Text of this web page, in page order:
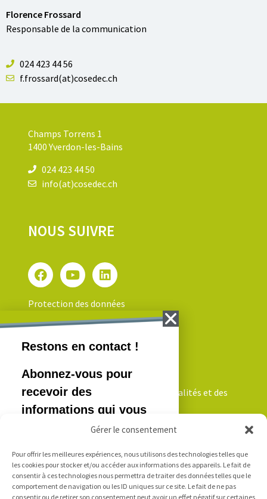
Gérer le consentement
Pour offrir les meilleures expériences, nous utilisons des technologies telles que
les cookies pour stocker et/ou accéder aux informations des appareils. Le fait de
consentir à ces technologies nous permettra de traiter des données telles que le
comportement de navigation ou les ID uniques sur ce site. Le fait de ne pas
consentir ou de retirer son consentement peut avoir un effet négatif sur certaines
Florence Frossard
Responsable de la communication
024 423 44 56
f.frossard(at)cosedec.ch
Champs Torrens 1
1400 Yverdon-les-Bains
024 423 44 50
info(at)cosedec.ch
NOUS SUIVRE
Protection des données
Inscrivez-vous pour recevoir nos actualités et des
informations qui vous intéressent!
Je m'inscris